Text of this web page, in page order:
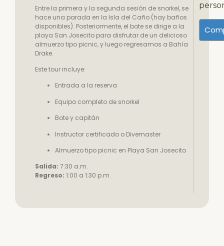
Entre la primera y la segunda sesión de snorkel, se
hace una parada en la Isla del Caño (hay baños
disponibles). Posteriormente, el bote se dirige a la
playa San Josecito para disfrutar de un delicioso
almuerzo tipo picnic, y luego regresamos a Bahía
Drake.
Este tour incluye:
Entrada a la reserva
Equipo completo de snorkel
Bote y capitán
Instructor certificado o Divemaster
Almuerzo tipo picnic en Playa San Josecito
Salida: 7:30 a.m.
Regreso: 1:00 a 1:30 p.m.